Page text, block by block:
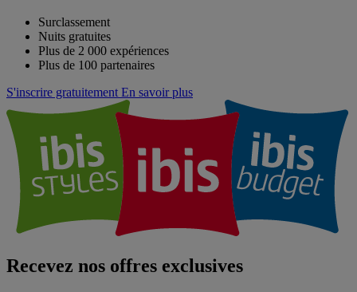
Surclassement
Nuits gratuites
Plus de 2 000 expériences
Plus de 100 partenaires
S'inscrire gratuitement En savoir plus
Recevez nos offres exclusives